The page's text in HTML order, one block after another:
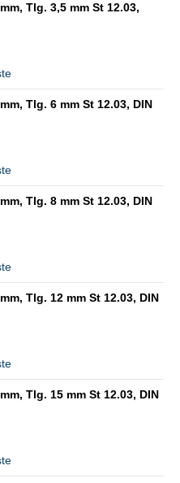
Tlg. 3,5 mm St 12.03,
Tlg. 6 mm St 12.03, DIN
Tlg. 8 mm St 12.03, DIN
Tlg. 12 mm St 12.03, DIN
Tlg. 15 mm St 12.03, DIN